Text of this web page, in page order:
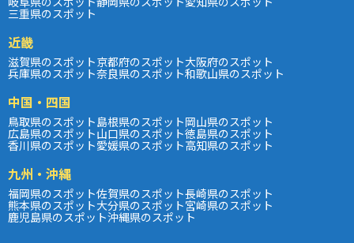
三重県のスポット
近畿
滋賀県のスポット京都府のスポット大阪府のスポット
兵庫県のスポット奈良県のスポット和歌山県のスポット
中国・四国
鳥取県のスポット島根県のスポット岡山県のスポット
広島県のスポット山口県のスポット徳島県のスポット
香川県のスポット愛媛県のスポット高知県のスポット
九州・沖縄
福岡県のスポット佐賀県のスポット長崎県のスポット
熊本県のスポット大分県のスポット宮崎県のスポット
鹿児島県のスポット沖縄県のスポット